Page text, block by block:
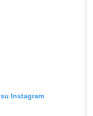
Instagram